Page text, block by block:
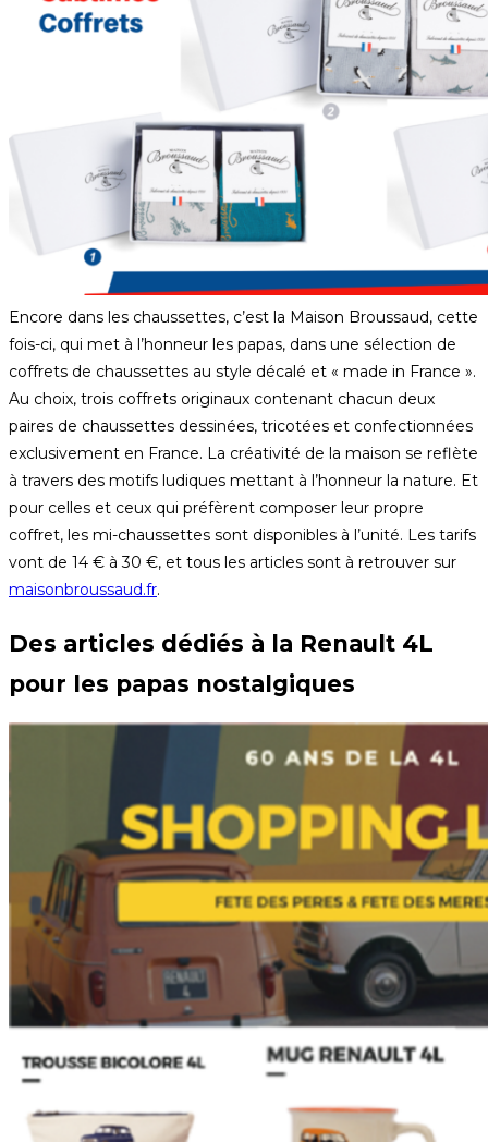
Encore dans les chaussettes, c’est la Maison Broussaud, cette
fois-ci, qui met à l’honneur les papas, dans une sélection de
coffrets de chaussettes au style décalé et « made in France ».
Au choix, trois coffrets originaux contenant chacun deux
paires de chaussettes dessinées, tricotées et confectionnées
exclusivement en France. La créativité de la maison se reflète
à travers des motifs ludiques mettant à l’honneur la nature. Et
pour celles et ceux qui préfèrent composer leur propre
coffret, les mi-chaussettes sont disponibles à l’unité. Les tarifs
vont de 14 € à 30 €, et tous les articles sont à retrouver sur
maisonbroussaud.fr.
Des articles dédiés à la Renault 4L
pour les papas nostalgiques